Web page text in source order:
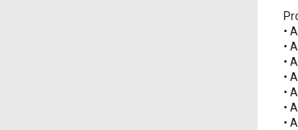
•
•
•
•
•
•
•